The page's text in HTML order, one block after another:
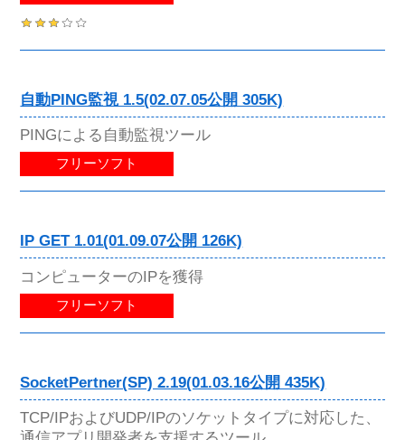
自動PING監視 1.5(02.07.05公開 305K)
PINGによる自動監視ツール
フリーソフト
IP GET 1.01(01.09.07公開 126K)
コンピューターのIPを獲得
フリーソフト
SocketPertner(SP) 2.19(01.03.16公開 435K)
TCP/IPおよびUDP/IPのソケットタイプに対応した、